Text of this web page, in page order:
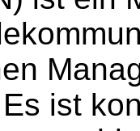
ist